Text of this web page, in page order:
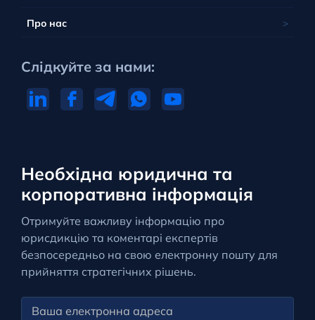
Необхідна юридична та
корпоративна інформація
Отримуйте важливу інформацію про
юрисдикцію та коментарі експертів
безпосередньо на свою електронну пошту для
прийняття стратегічних рішень.
Про нас
Слідкуйте за нами: